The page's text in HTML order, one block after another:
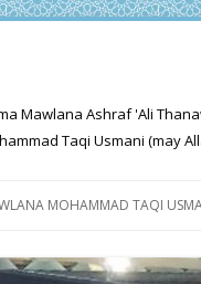
Mawlana Ashraf 'Ali
Taqi Usmani (may
MOHAMMAD TAQI